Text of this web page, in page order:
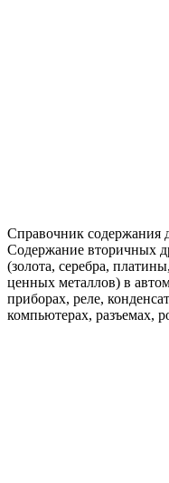
Справочник содержания
Содержание вторичных
(золота, серебра,
ценных металлов) в
приборах, реле,
компьютерах, разъемах,